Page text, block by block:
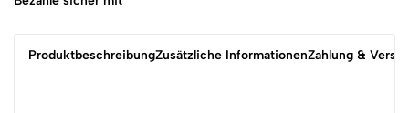
ProduktbeschreibungZusätzliche InformationenZahlung &